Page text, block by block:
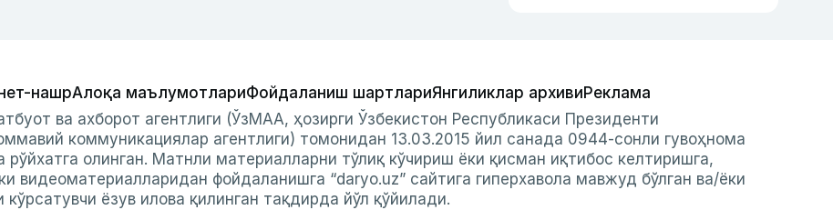
нашрАлоқа маълумотлариФойдаланиш шартлариЯнгиликлар архивиРеклама
ва ахборот агентлиги (ЎзМАА, ҳозирги Ўзбекистон Республикаси Президенти
коммуникациялар агентлиги) томонидан 13.03.2015 йил санада 0944-сонли гувоҳнома
олинган. Матнли материалларни тўлиқ кўчириш ёки қисман иқтибос келтиришга,
видеоматериалларидан фойдаланишга “daryo.uz” сайтига гиперхавола мавжуд бўлган ва/ёки
ёзув илова қилинган тақдирда йўл қўйилади.